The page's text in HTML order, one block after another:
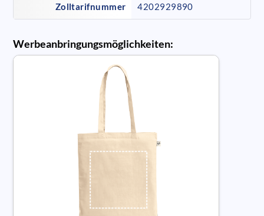
Zolltarifnummer 4202929890
Werbeanbringungsmöglichkeiten: